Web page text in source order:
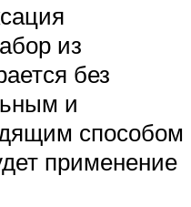
из
без
и
способом
применение